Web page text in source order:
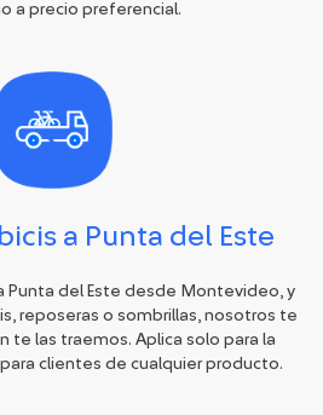
a precio preferencial.
a Punta del Este
Punta del Este desde Montevideo, y
reposeras o sombrillas, nosotros te
te las traemos. Aplica solo para la
clientes de cualquier producto.